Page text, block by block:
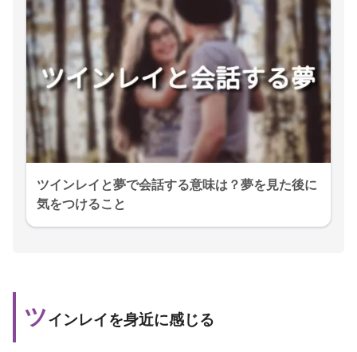
ツインレイと夢で会話する意味は？夢を見た後に
気をつけること
ツインレイを身近に感じる